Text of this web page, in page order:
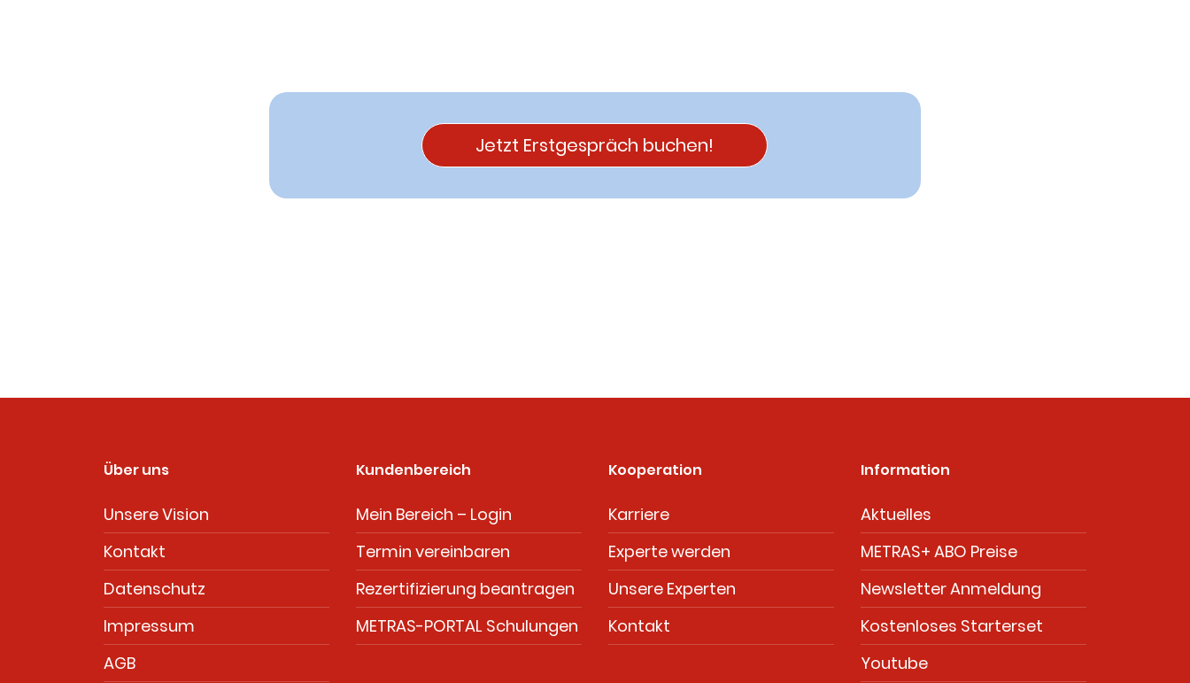
Jetzt Erstgespräch buchen!
Über uns
Unsere Vision
Kontakt
Datenschutz
Impressum
AGB
Kundenbereich
Mein Bereich – Login
Termin vereinbaren
Rezertifizierung beantragen
METRAS-PORTAL Schulungen
Kooperation
Karriere
Experte werden
Unsere Experten
Kontakt
Information
Aktuelles
METRAS+ ABO Preise
Newsletter Anmeldung
Kostenloses Starterset
Youtube